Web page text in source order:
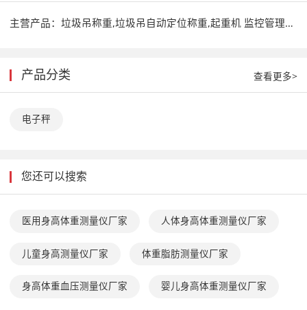
主营产品： 垃圾吊称重,垃圾吊自动定位称重,起重机 监控管理系统,起重量限制器,电子天车秤,电子钢包秤,电子料斗秤,定量给料机,便携式测力仪,称重仪表,称重传感器, 亮大屏幕显示器
查看更多>
产品分类
电子秤
您还可以搜索
医用身高体重测量仪厂家 人体身高体重测量仪厂家
儿童身高测量仪厂家 体重脂肪测量仪厂家
身高体重血压测量仪厂家 婴儿身高体重测量仪厂家